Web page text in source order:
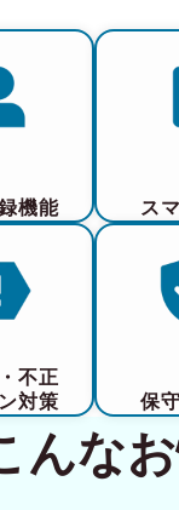
機能 ス
不正
対策
保
んな